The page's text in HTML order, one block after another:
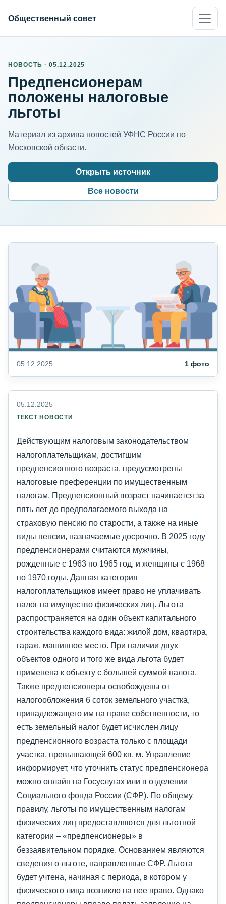
Общественный совет
НОВОСТЬ · 05.12.2025
Предпенсионерам
положены налоговые
льготы
Материал из архива новостей УФНС России по
Московской области.
Открыть источник
Все новости
05.12.2025 1 фото
05.12.2025
ТЕКСТ НОВОСТИ
Действующим налоговым законодательством
налогоплательщикам, достигшим
предпенсионного возраста, предусмотрены
налоговые преференции по имущественным
налогам. Предпенсионный возраст начинается за
пять лет до предполагаемого выхода на
страховую пенсию по старости, а также на иные
виды пенсии, назначаемые досрочно. В 2025 году
предпенсионерами считаются мужчины,
рожденные с 1963 по 1965 год, и женщины с 1968
по 1970 годы. Данная категория
налогоплательщиков имеет право не уплачивать
налог на имущество физических лиц. Льгота
распространяется на один объект капитального
строительства каждого вида: жилой дом, квартира,
гараж, машинное место. При наличии двух
объектов одного и того же вида льгота будет
применена к объекту с большей суммой налога.
Также предпенсионеры освобождены от
налогообложения 6 соток земельного участка,
принадлежащего им на праве собственности, то
есть земельный налог будет исчислен лицу
предпенсионного возраста только с площади
участка, превышающей 600 кв. м. Управление
информирует, что уточнить статус предпенсионера
можно онлайн на Госуслугах или в отделении
Социального фонда России (СФР). По общему
правилу, льготы по имущественным налогам
физических лиц предоставляются для льготной
категории – «предпенсионеры» в
беззаявительном порядке. Основанием являются
сведения о льготе, направленные СФР. Льгота
будет учтена, начиная с периода, в котором у
физического лица возникло на нее право. Однако